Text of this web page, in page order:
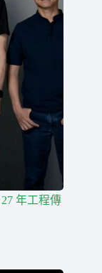
27 年工程傳